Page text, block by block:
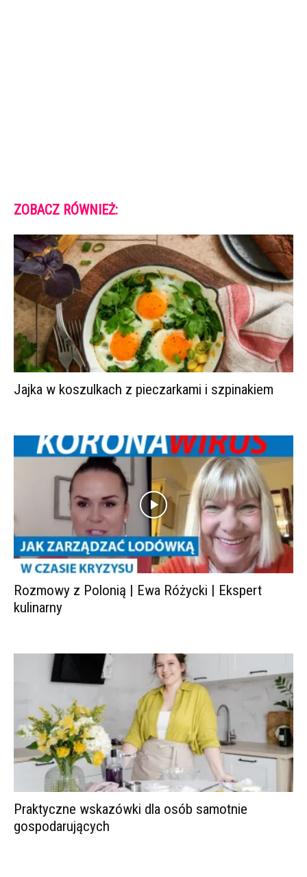
ZOBACZ RÓWNIEŻ:
Jajka w koszulkach z pieczarkami i szpinakiem
Rozmowy z Polonią | Ewa Różycki | Ekspert
kulinarny
Praktyczne wskazówki dla osób samotnie
gospodarujących